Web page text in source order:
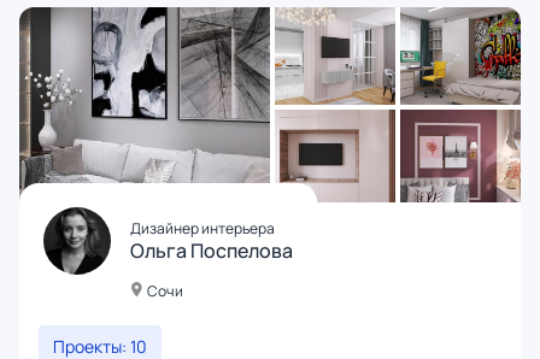
Дизайнер интерьера
Ольга Поспелова
Сочи
Проекты: 10